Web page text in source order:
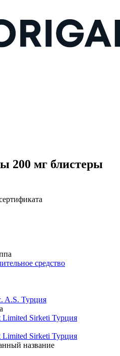
мг блистеры
средство
A.S. Турция
Limited Sirketi Турция
Limited Sirketi Турция
название